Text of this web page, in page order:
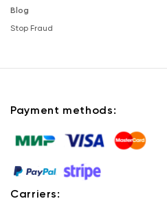
Blog
Stop Fraud
Payment methods:
Carriers: